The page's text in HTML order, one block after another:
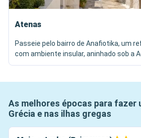
Atenas
Passeie pelo bairro de Anafiotika, um
com ambiente insular, aninhado sob a
As melhores épocas para fazer
Grécia e nas ilhas gregas